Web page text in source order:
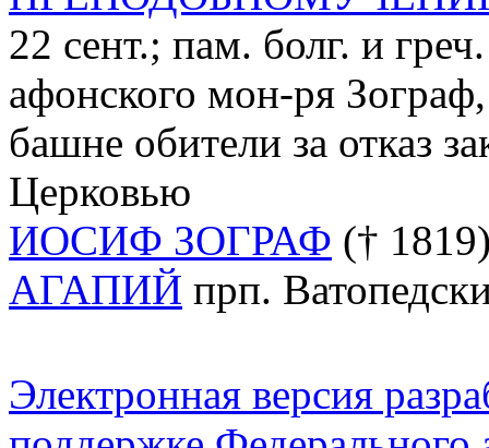
22 сент.; пам. болг. и
афонского мон-ря
башне обители за отказ
Церковью
ИОСИФ ЗОГРАФ (†
АГАПИЙ прп.
Электронная версия